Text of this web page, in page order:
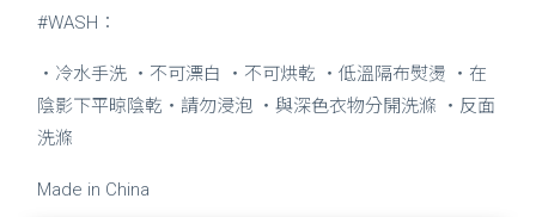
#WASH：
・冷水手洗 ・不可漂白 ・不可烘乾 ・低溫隔布熨燙 ・在
陰影下平晾陰乾・請勿浸泡 ・與深色衣物分開洗滌 ・反面
洗滌
Made in China